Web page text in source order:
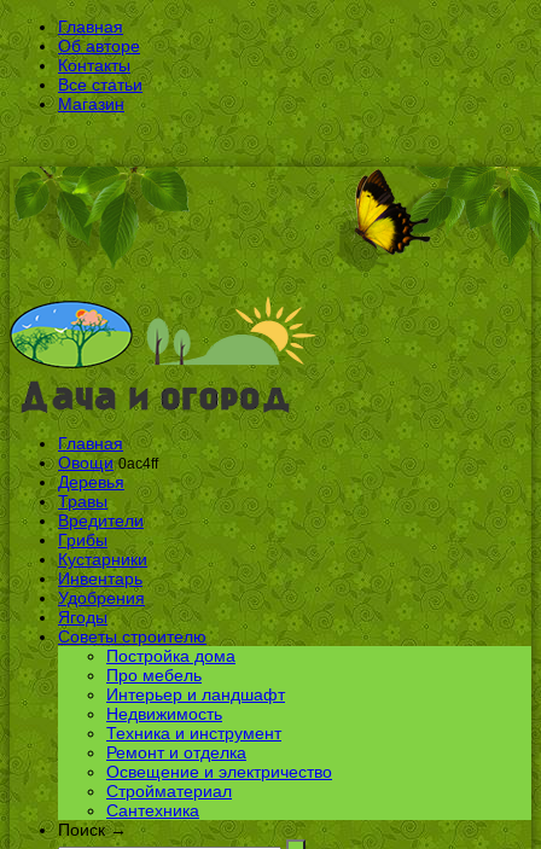
Главная
Об авторе
Контакты
Все статьи
Магазин
Главная
Овощи 0ac4ff
Деревья
Травы
Вредители
Грибы
Кустарники
Инвентарь
Удобрения
Ягоды
Советы строителю
Постройка дома
Про мебель
Интерьер и ландшафт
Недвижимость
Техника и инструмент
Ремонт и отделка
Освещение и электричество
Стройматериал
Сантехника
Поиск →